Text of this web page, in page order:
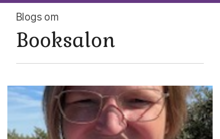
Blogs om
Booksalon